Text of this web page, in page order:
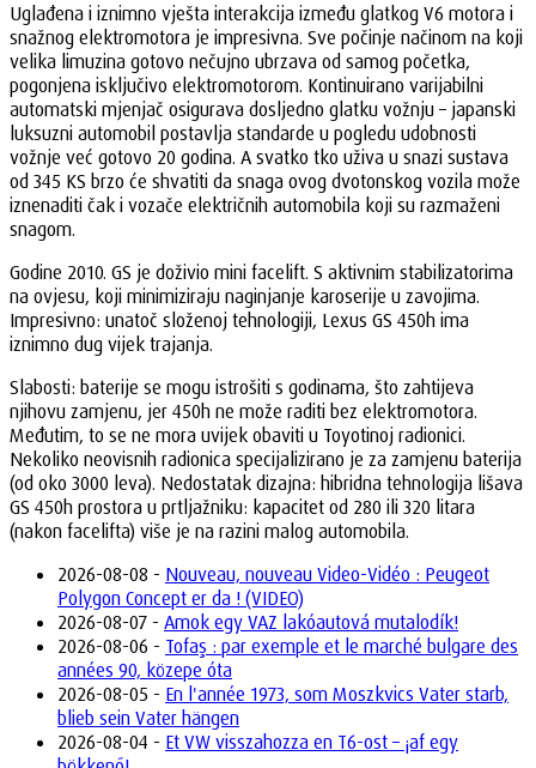
Uglađena i iznimno vješta interakcija između glatkog V6 motora i
snažnog elektromotora je impresivna. Sve počinje načinom na koji
velika limuzina gotovo nečujno ubrzava od samog početka,
pogonjena isključivo elektromotorom. Kontinuirano varijabilni
automatski mjenjač osigurava dosljedno glatku vožnju – japanski
luksuzni automobil postavlja standarde u pogledu udobnosti
vožnje već gotovo 20 godina. A svatko tko uživa u snazi sustava
od 345 KS brzo će shvatiti da snaga ovog dvotonskog vozila može
iznenaditi čak i vozače električnih automobila koji su razmaženi
snagom.
Godine 2010. GS je doživio mini facelift. S aktivnim stabilizatorima
na ovjesu, koji minimiziraju naginjanje karoserije u zavojima.
Impresivno: unatoč složenoj tehnologiji, Lexus GS 450h ima
iznimno dug vijek trajanja.
Slabosti: baterije se mogu istrošiti s godinama, što zahtijeva
njihovu zamjenu, jer 450h ne može raditi bez elektromotora.
Međutim, to se ne mora uvijek obaviti u Toyotinoj radionici.
Nekoliko neovisnih radionica specijalizirano je za zamjenu baterija
(od oko 3000 leva). Nedostatak dizajna: hibridna tehnologija lišava
GS 450h prostora u prtljažniku: kapacitet od 280 ili 320 litara
(nakon facelifta) više je na razini malog automobila.
2026-08-08 - Nouveau, nouveau Video-Vidéo : Peugeot
Polygon Concept er da ! (VIDEO)
2026-08-07 - Amok egy VAZ lakóautová mutalodík!
2026-08-06 - Tofaş : par exemple et le marché bulgare des
années 90, közepe óta
2026-08-05 - En l'année 1973, som Moszkvics Vater starb,
blieb sein Vater hängen
2026-08-04 - Et VW visszahozza en T6-ost – ¡af egy